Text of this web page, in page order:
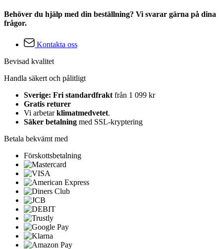
Behöver du hjälp med din beställning? Vi svarar gärna på dina
frågor.
Kontakta oss
Bevisad kvalitet
Handla säkert och pålitligt
Sverige: Fri standardfrakt från 1 099 kr
Gratis returer
Vi arbetarklimatmedvetet.
Säker betalning med SSL-kryptering
Betala bekvämt med
Förskottsbetalning